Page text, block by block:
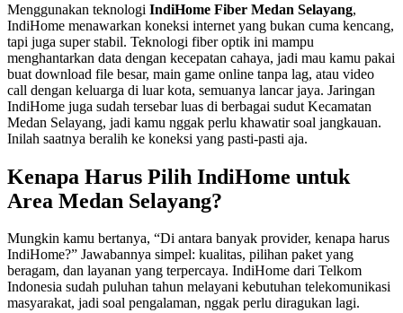
Menggunakan teknologi IndiHome Fiber Medan Selayang,
IndiHome menawarkan koneksi internet yang bukan cuma kencang,
tapi juga super stabil. Teknologi fiber optik ini mampu
menghantarkan data dengan kecepatan cahaya, jadi mau kamu pakai
buat download file besar, main game online tanpa lag, atau video
call dengan keluarga di luar kota, semuanya lancar jaya. Jaringan
IndiHome juga sudah tersebar luas di berbagai sudut Kecamatan
Medan Selayang, jadi kamu nggak perlu khawatir soal jangkauan.
Inilah saatnya beralih ke koneksi yang pasti-pasti aja.
Kenapa Harus Pilih IndiHome untuk
Area Medan Selayang?
Mungkin kamu bertanya, “Di antara banyak provider, kenapa harus
IndiHome?” Jawabannya simpel: kualitas, pilihan paket yang
beragam, dan layanan yang terpercaya. IndiHome dari Telkom
Indonesia sudah puluhan tahun melayani kebutuhan telekomunikasi
masyarakat, jadi soal pengalaman, nggak perlu diragukan lagi.